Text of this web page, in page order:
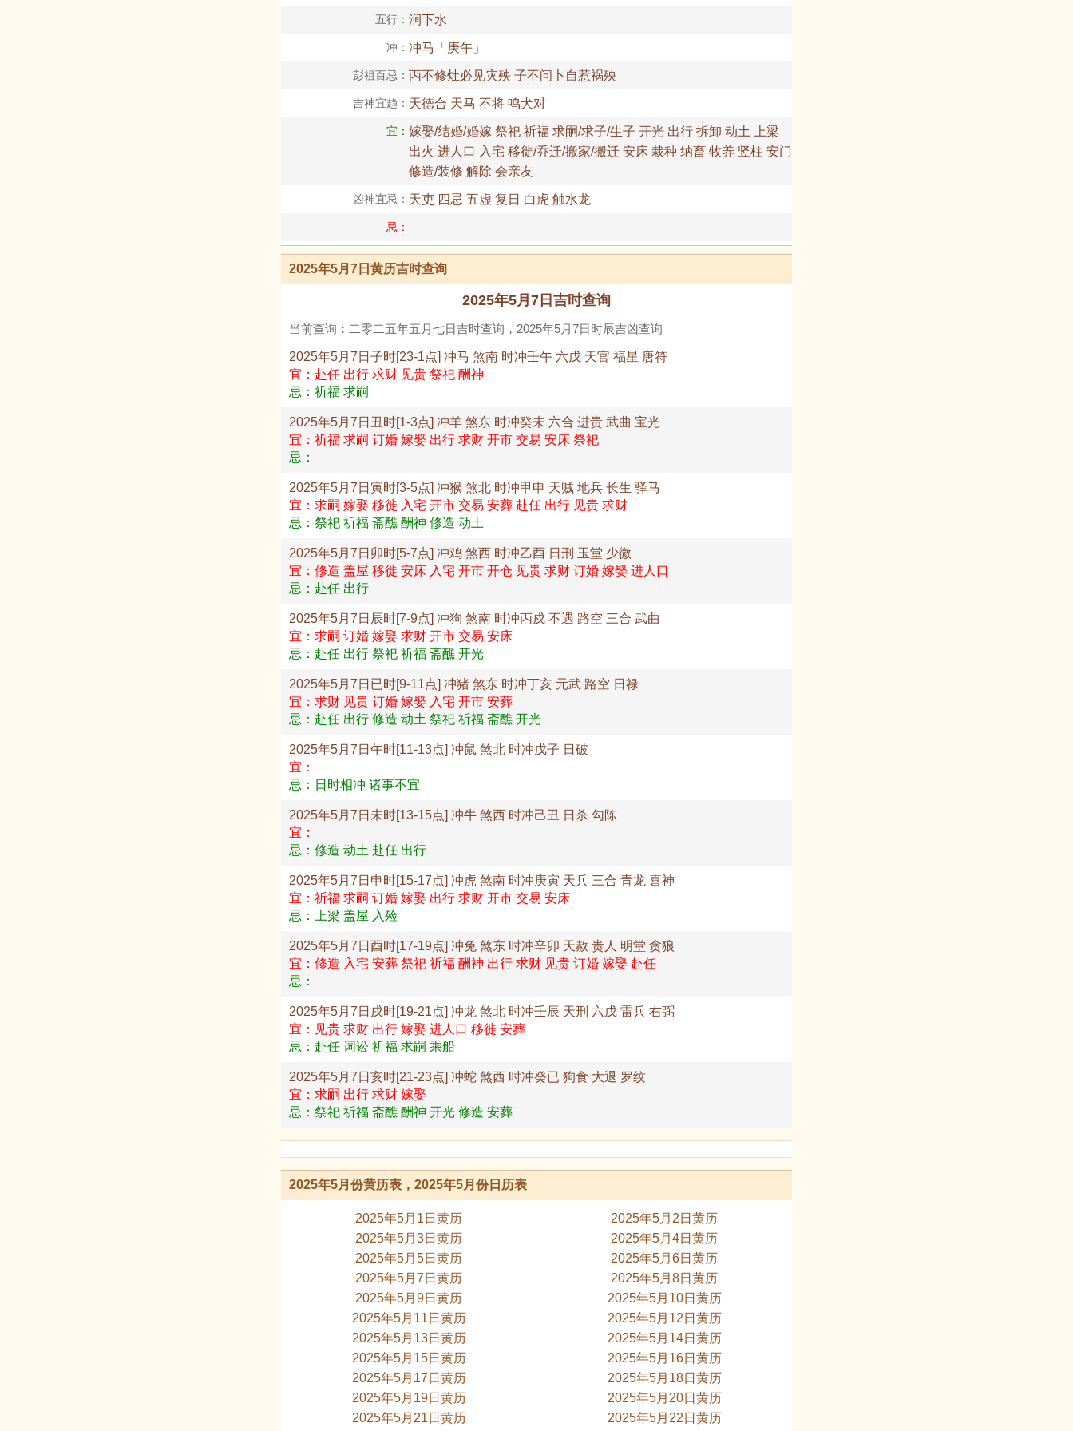
五行： 涧下水
冲： 冲马「庚午」
彭祖百忌： 丙不修灶必见灾殃 子不问卜自惹祸殃
吉神宜趋： 天德合 天马 不将 鸣犬对
宜： 嫁娶/结婚/婚嫁 祭祀 祈福 求嗣/求子/生子 开光 出行 拆卸 动土 上梁
出火 进人口 入宅 移徙/乔迁/搬家/搬迁 安床 栽种 纳畜 牧养 竖柱 安门
修造/装修 解除 会亲友
凶神宜忌： 天吏 四忌 五虚 复日 白虎 触水龙
忌：
2025年5月7日黄历吉时查询
2025年5月7日吉时查询
当前查询：二零二五年五月七日吉时查询，2025年5月7日时辰吉凶查询
2025年5月7日子时[23-1点] 冲马 煞南 时冲壬午 六戊 天官 福星 唐符
宜：赴任 出行 求财 见贵 祭祀 酬神
忌：祈福 求嗣
2025年5月7日丑时[1-3点] 冲羊 煞东 时冲癸未 六合 进贵 武曲 宝光
宜：祈福 求嗣 订婚 嫁娶 出行 求财 开市 交易 安床 祭祀
忌：
2025年5月7日寅时[3-5点] 冲猴 煞北 时冲甲申 天贼 地兵 长生 驿马
宜：求嗣 嫁娶 移徙 入宅 开市 交易 安葬 赴任 出行 见贵 求财
忌：祭祀 祈福 斋醮 酬神 修造 动土
2025年5月7日卯时[5-7点] 冲鸡 煞西 时冲乙酉 日刑 玉堂 少微
宜：修造 盖屋 移徙 安床 入宅 开市 开仓 见贵 求财 订婚 嫁娶 进人口
忌：赴任 出行
2025年5月7日辰时[7-9点] 冲狗 煞南 时冲丙戍 不遇 路空 三合 武曲
宜：求嗣 订婚 嫁娶 求财 开市 交易 安床
忌：赴任 出行 祭祀 祈福 斋醮 开光
2025年5月7日已时[9-11点] 冲猪 煞东 时冲丁亥 元武 路空 日禄
宜：求财 见贵 订婚 嫁娶 入宅 开市 安葬
忌：赴任 出行 修造 动土 祭祀 祈福 斋醮 开光
2025年5月7日午时[11-13点] 冲鼠 煞北 时冲戊子 日破
宜：
忌：日时相冲 诸事不宜
2025年5月7日未时[13-15点] 冲牛 煞西 时冲己丑 日杀 勾陈
宜：
忌：修造 动土 赴任 出行
2025年5月7日申时[15-17点] 冲虎 煞南 时冲庚寅 天兵 三合 青龙 喜神
宜：祈福 求嗣 订婚 嫁娶 出行 求财 开市 交易 安床
忌：上梁 盖屋 入殓
2025年5月7日酉时[17-19点] 冲兔 煞东 时冲辛卯 天赦 贵人 明堂 贪狼
宜：修造 入宅 安葬 祭祀 祈福 酬神 出行 求财 见贵 订婚 嫁娶 赴任
忌：
2025年5月7日戌时[19-21点] 冲龙 煞北 时冲壬辰 天刑 六戊 雷兵 右弼
宜：见贵 求财 出行 嫁娶 进人口 移徙 安葬
忌：赴任 词讼 祈福 求嗣 乘船
2025年5月7日亥时[21-23点] 冲蛇 煞西 时冲癸已 狗食 大退 罗纹
宜：求嗣 出行 求财 嫁娶
忌：祭祀 祈福 斋醮 酬神 开光 修造 安葬
2025年5月份黄历表，2025年5月份日历表
2025年5月1日黄历
2025年5月2日黄历
2025年5月3日黄历
2025年5月4日黄历
2025年5月5日黄历
2025年5月6日黄历
2025年5月7日黄历
2025年5月8日黄历
2025年5月9日黄历
2025年5月10日黄历
2025年5月11日黄历
2025年5月12日黄历
2025年5月13日黄历
2025年5月14日黄历
2025年5月15日黄历
2025年5月16日黄历
2025年5月17日黄历
2025年5月18日黄历
2025年5月19日黄历
2025年5月20日黄历
2025年5月21日黄历
2025年5月22日黄历